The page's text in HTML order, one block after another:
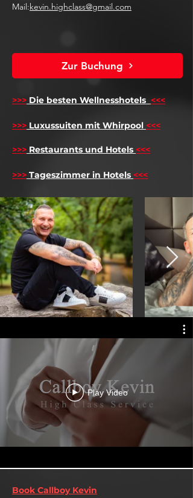
Mail:kevin.highclass@gmail.com
Zur Buchung
>>> Die besten Wellnesshotels <<<
>>> Luxussuiten mit Whirpool <<<
>>> Restaurants und Hotels <<<
>>> Tageszimmer in Hotels <<<
Play Video
Book Callboy Kevin